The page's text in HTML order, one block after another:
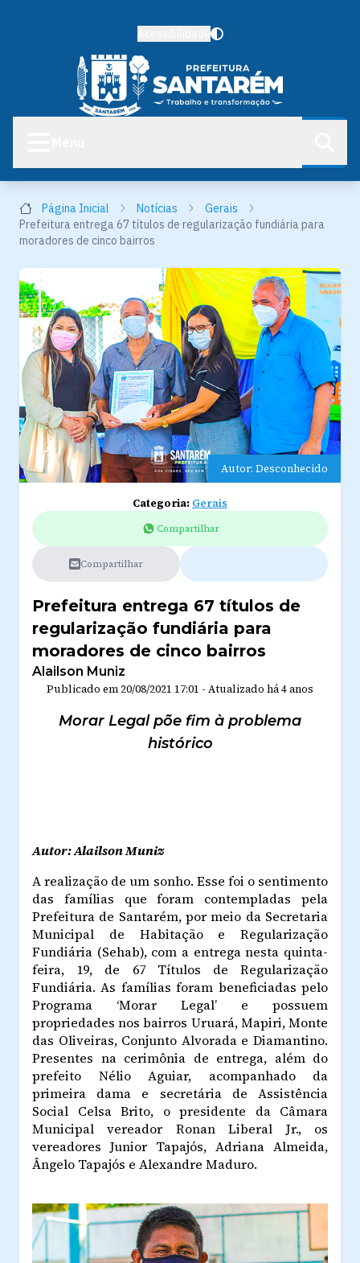
Página Inicial Notícias
Gerais
Prefeitura entrega 67 títulos de regularização fundiária para
moradores de cinco bairros
Autor: Desconhecido
Categoria: Gerais
Compartilhar
Compartilhar
Prefeitura entrega 67 títulos de
regularização fundiária para
moradores de cinco bairros
Alailson Muniz
Publicado em 20/08/2021 17:01 - Atualizado há 4 anos
Morar Legal põe fim à problema
histórico
Autor: Alailson Muniz
A realização de um sonho. Esse foi o sentimento
das famílias que foram contempladas pela
Prefeitura de Santarém, por meio da Secretaria
Municipal de Habitação e Regularização
Fundiária (Sehab), com a entrega nesta quinta-
feira, 19, de 67 Títulos de Regularização
Fundiária. As famílias foram beneficiadas pelo
Programa ‘Morar Legal’ e possuem
propriedades nos bairros Uruará, Mapiri, Monte
das Oliveiras, Conjunto Alvorada e Diamantino.
Presentes na cerimônia de entrega, além do
prefeito Nélio Aguiar, acompanhado da
primeira dama e secretária de Assistência
Social Celsa Brito, o presidente da Câmara
Municipal vereador Ronan Liberal Jr., os
vereadores Junior Tapajós, Adriana Almeida,
Ângelo Tapajós e Alexandre Maduro.